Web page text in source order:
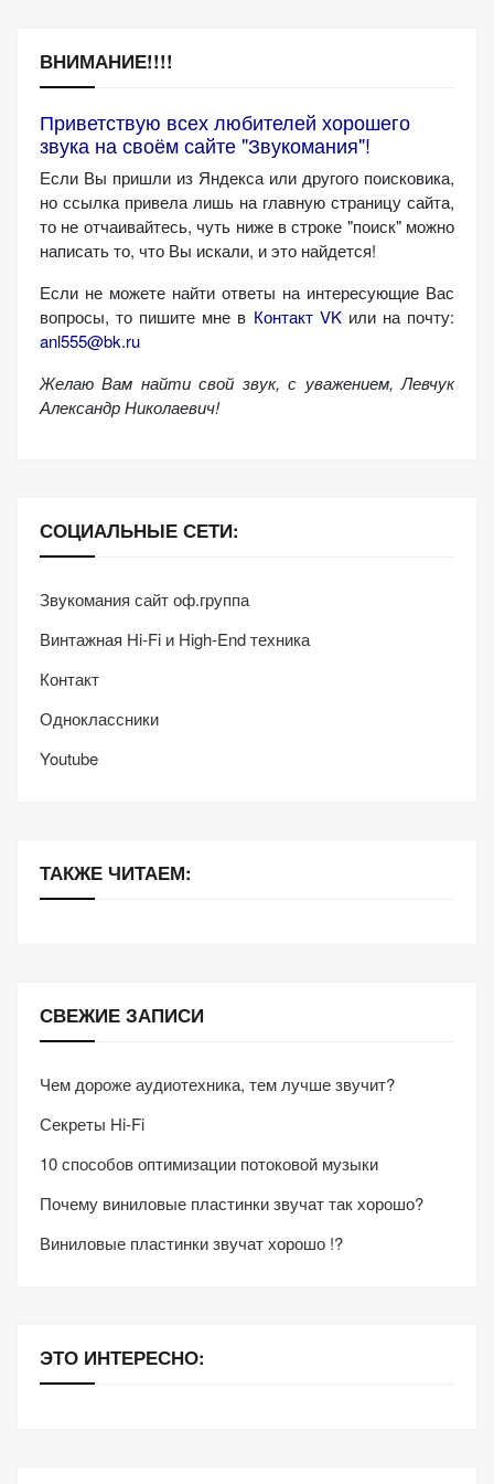
ВНИМАНИЕ!!!!
Приветствую всех любителей хорошего
звука на своём сайте "Звукомания"!
Если Вы пришли из Яндекса или другого поисковика,
но ссылка привела лишь на главную страницу сайта,
то не отчаивайтесь, чуть ниже в строке "поиск" можно
написать то, что Вы искали, и это найдется!
Если не можете найти ответы на интересующие Вас
вопросы, то пишите мне в Контакт VKили на почту:
anl555@bk.ru
Желаю Вам найти свой звук, с уважением, Левчук
Александр Николаевич!
СОЦИАЛЬНЫЕ СЕТИ:
Звукомания сайт оф.группа
Винтажная Hi-Fi и High-End техника
Контакт
Одноклассники
Youtube
ТАКЖЕ ЧИТАЕМ:
СВЕЖИЕ ЗАПИСИ
Чем дороже аудиотехника, тем лучше звучит?
Секреты Hi-Fi
10 способов оптимизации потоковой музыки
Почему виниловые пластинки звучат так хорошо?
Виниловые пластинки звучат хорошо !?
ЭТО ИНТЕРЕСНО: